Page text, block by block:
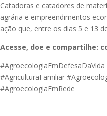
Catadoras e catadores de
agrária e empreendimentos
ação que, entre os dias 5 e 13
Acesse, doe e compartilhe:
#AgriculturaFamiliar
#AgroecologiaEmRede